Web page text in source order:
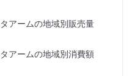
アームの地域別販売量
アームの地域別消費額